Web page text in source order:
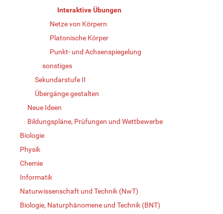
Interaktive Übungen
Netze von Körpern
Platonische Körper
Punkt- und Achsenspiegelung
sonstiges
Sekundarstufe II
Übergänge gestalten
Neue Ideen
Bildungspläne, Prüfungen und Wettbewerbe
Biologie
Physik
Chemie
Informatik
Naturwissenschaft und Technik (NwT)
Biologie, Naturphänomene und Technik (BNT)